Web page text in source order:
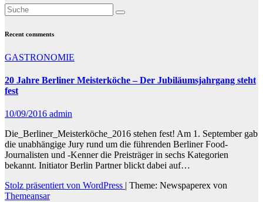
Recent comments
GASTRONOMIE
20 Jahre Berliner Meisterköche – Der Jubiläumsjahrgang steht
fest
10/09/2016 admin
Die_Berliner_Meisterköche_2016 stehen fest! Am 1. September gab
die unabhängige Jury rund um die führenden Berliner Food-
Journalisten und -Kenner die Preisträger in sechs Kategorien
bekannt. Initiator Berlin Partner blickt dabei auf…
Stolz präsentiert von WordPress | Theme: Newspaperex von
Themeansar